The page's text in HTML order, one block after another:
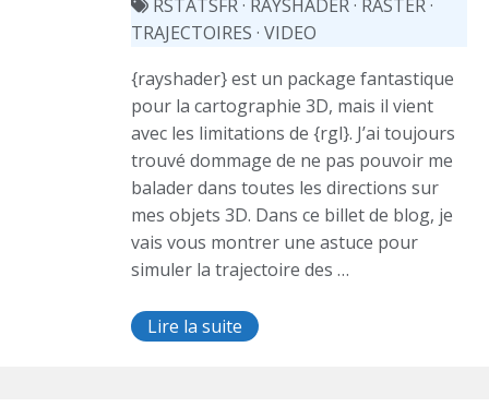
RSTATSFR· RAYSHADER· RASTER·
TRAJECTOIRES · VIDEO
{rayshader} est un package fantastique
pour la cartographie 3D, mais il vient
avec les limitations de {rgl}. J’ai toujours
trouvé dommage de ne pas pouvoir me
balader dans toutes les directions sur
mes objets 3D. Dans ce billet de blog, je
vais vous montrer une astuce pour
simuler la trajectoire des …
Lire la suite